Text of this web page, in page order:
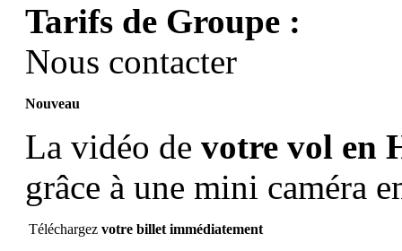
Tarifs de Groupe :
Nous contacter
Nouveau
La vidéo de votre vol en
grâce à une mini caméra
Téléchargez votre billet immédiatement